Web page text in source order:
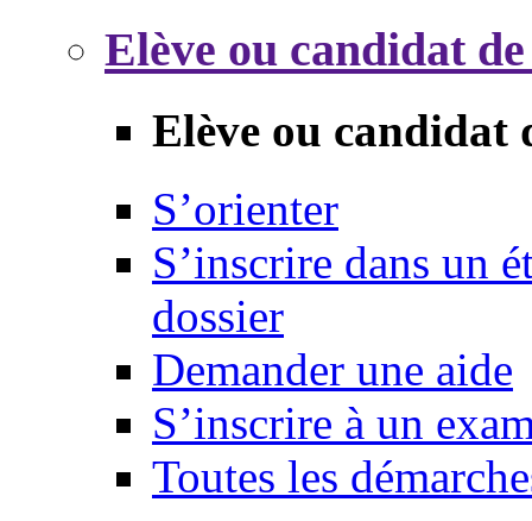
Elève ou candidat
Elève ou candidat
S’orienter
S’inscrire dans un
dossier
Demander une aide
S’inscrire à un
Toutes les